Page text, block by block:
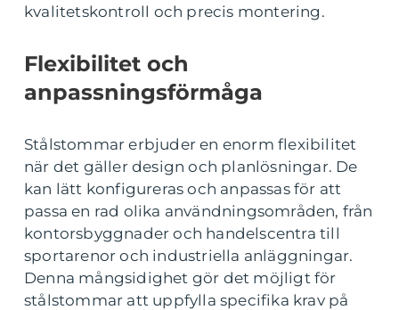
kvalitetskontroll och precis montering.
Flexibilitet och
anpassningsförmåga
Stålstommar erbjuder en enorm flexibilitet
när det gäller design och planlösningar. De
kan lätt konfigureras och anpassas för att
passa en rad olika användningsområden, från
kontorsbyggnader och handelscentra till
sportarenor och industriella anläggningar.
Denna mångsidighet gör det möjligt för
stålstommar att uppfylla specifika krav på